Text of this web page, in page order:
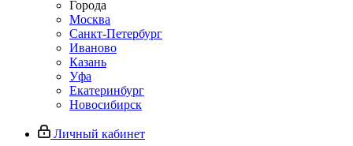
Города
Москва
Санкт-Петербург
Иваново
Казань
Уфа
Екатеринбург
Новосибирск
Личный кабинет